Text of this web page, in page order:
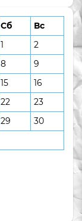
Сб
Вс
1
2
8
9
15
16
22
23
29
30